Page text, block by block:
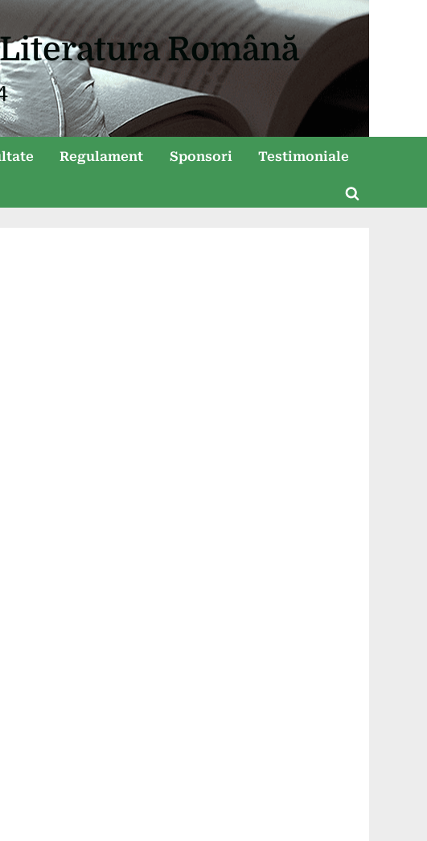
Română
Regulament Sponsori Testimoniale
Toggle